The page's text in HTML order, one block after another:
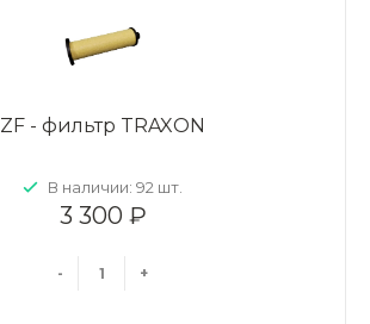
ZF - фильтр TRAXON
В наличии: 92 шт.
3 300 ₽
- +